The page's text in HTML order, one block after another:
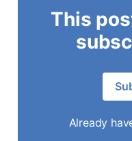
This
Already